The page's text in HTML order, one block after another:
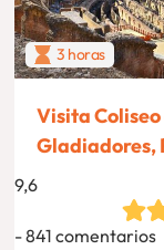
3 horas
Visita
Gladiadores,
9,6
841 comentarios